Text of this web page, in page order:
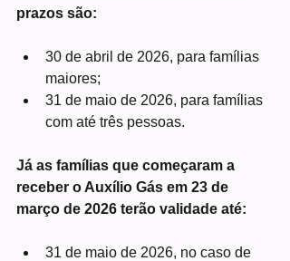
prazos são:
30 de abril de 2026, para famílias
maiores;
31 de maio de 2026, para famílias
com até três pessoas.
Já as famílias que começaram a
receber o Auxílio Gás em 23 de
março de 2026 terão validade até:
31 de maio de 2026, no caso de